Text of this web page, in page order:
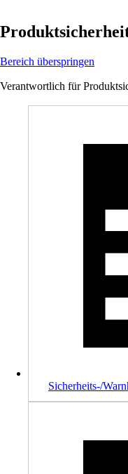
Bereich überspringen
Verantwortlich für
Sicherheits-/